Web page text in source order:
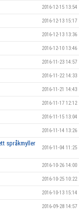
2016-12-15 13:54
2016-12-13 15:17
2016-12-13 13:36
2016-12-10 13:46
2016-11-23 14:57
2016-11-22 14:33
2016-11-21 14:43
2016-11-17 12:12
2016-11-15 13:04
2016-11-14 13:26
språkmyller
2016-11-04 11:25
2016-10-26 14:00
2016-10-25 10:22
2016-10-13 15:14
2016-09-28 14:57